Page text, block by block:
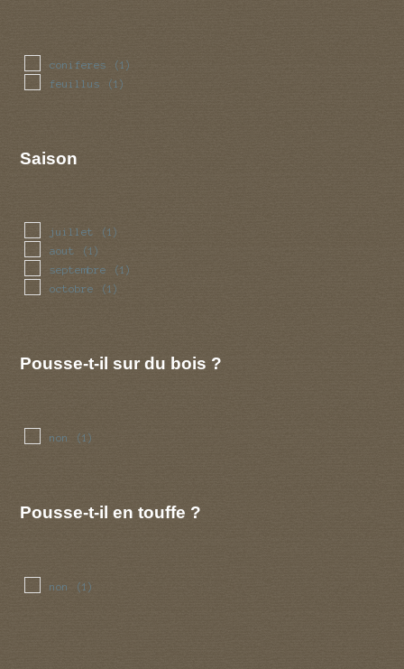
coniferes (1)
feuillus (1)
Saison
juillet (1)
aout (1)
septembre (1)
octobre (1)
Pousse-t-il sur du bois ?
non (1)
Pousse-t-il en touffe ?
non (1)